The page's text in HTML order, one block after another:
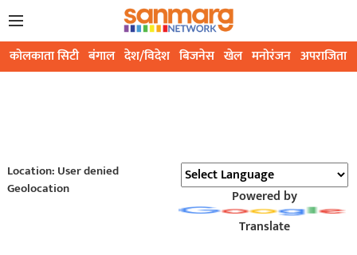
कोलकाता सिटी बंगाल देश/विदेश बिजनेस खेल मनोरंजन अपराजिता
Location: User denied
Geolocation
Powered by
Translate